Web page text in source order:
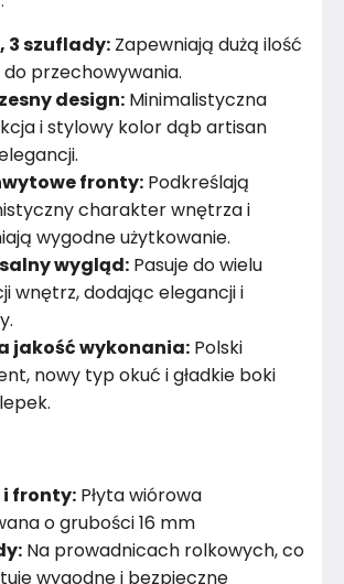
Płyta wiórowa
blatu Płyta wiórowa
korpusu
Płyta wiórowa
Płyta wiórowa
Topeshop
3 szuflady: Zapewniają dużą ilość
do przechowywania.
design: Minimalistyczna
i stylowy kolor dąb artisan
fronty: Podkreślają
charakter wnętrza i
wygodne użytkowanie.
wygląd: Pasuje do wielu
wnętrz, dodając elegancji i
jakość wykonania: Polski
nowy typ okuć i gładkie boki
i fronty: Płyta wiórowa
o grubości 16 mm
Na prowadnicach rolkowych, co
wygodne i bezpieczne